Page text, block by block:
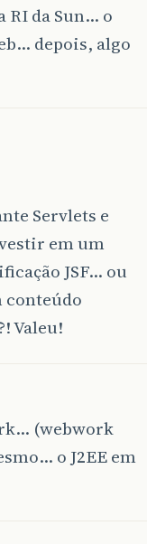
RI da Sun… o
depois, algo
Servlets e
em um
JSF… ou
conteúdo
Valeu!
(webwork
o J2EE em